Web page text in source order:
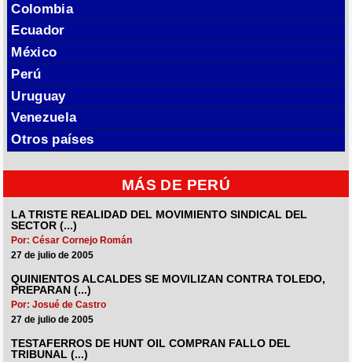
Colombia
Ecuador
México
Perú
Uruguay
Venezuela
Otros países
MÁS DE PERÚ
LA TRISTE REALIDAD DEL MOVIMIENTO SINDICAL DEL
SECTOR (...)
Por: César Cornejo Román
27 de julio de 2005
QUINIENTOS ALCALDES SE MOVILIZAN CONTRA TOLEDO,
PREPARAN (...)
Por: Josué de Castro
27 de julio de 2005
TESTAFERROS DE HUNT OIL COMPRAN FALLO DEL
TRIBUNAL (...)